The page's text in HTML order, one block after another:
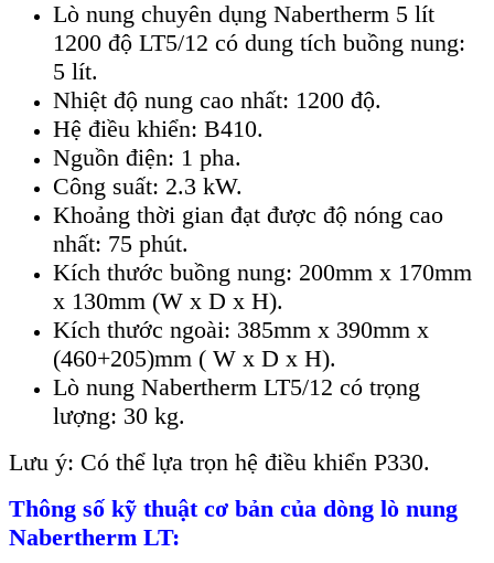
Lò nung chuyên dụng Nabertherm 5 lít
1200 độ LT5/12 có dung tích buồng nung:
5 lít.
Nhiệt độ nung cao nhất: 1200 độ.
Hệ điều khiển: B410.
Nguồn điện: 1 pha.
Công suất: 2.3 kW.
Khoảng thời gian đạt được độ nóng cao
nhất: 75 phút.
Kích thước buồng nung: 200mm x 170mm
x 130mm (W x D x H).
Kích thước ngoài: 385mm x 390mm x
(460+205)mm ( W x D x H).
Lò nung Nabertherm LT5/12 có trọng
lượng: 30 kg.
Lưu ý: Có thể lựa trọn hệ điều khiển P330.
Thông số kỹ thuật cơ bản của dòng lò nung
Nabertherm LT: